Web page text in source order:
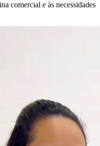
comercial e às necessidades